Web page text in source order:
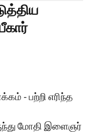
- பற்றி எரிந்த
மோதி இளைஞர்